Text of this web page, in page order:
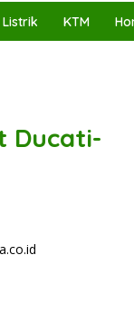
KTM
Ducati-